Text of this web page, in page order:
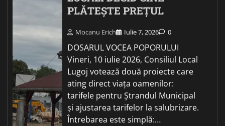
PLĂTEȘTE PREȚUL
Mocanu Erich Iulie 7, 2026 0
DOSARUL VOCEA POPORULUI
Vineri, 10 iulie 2026, Consiliul Local
Lugoj votează două proiecte care
ating direct viața oamenilor:
tarifele pentru Ștrandul Municipal
și ajustarea tarifelor la salubrizare.
Întrebarea este simplă:…